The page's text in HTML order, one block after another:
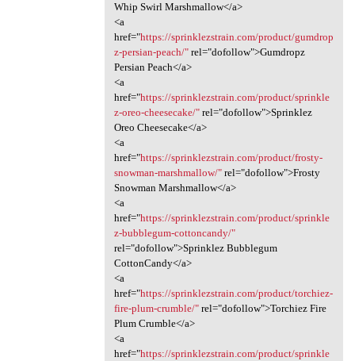
Whip Swirl Marshmallow</a>
<a
href="https://sprinklezstrain.com/product/gumdrop
z-persian-peach/"rel="dofollow">Gumdropz
Persian Peach</a>
<a
href="https://sprinklezstrain.com/product/sprinkle
z-oreo-cheesecake/"rel="dofollow">Sprinklez
Oreo Cheesecake</a>
<a
href="https://sprinklezstrain.com/product/frosty-
snowman-marshmallow/"rel="dofollow">Frosty
Snowman Marshmallow</a>
<a
href="https://sprinklezstrain.com/product/sprinkle
z-bubblegum-cottoncandy/"
rel="dofollow">Sprinklez Bubblegum
CottonCandy</a>
<a
href="https://sprinklezstrain.com/product/torchiez-
fire-plum-crumble/"rel="dofollow">Torchiez Fire
Plum Crumble</a>
<a
href="https://sprinklezstrain.com/product/sprinkle